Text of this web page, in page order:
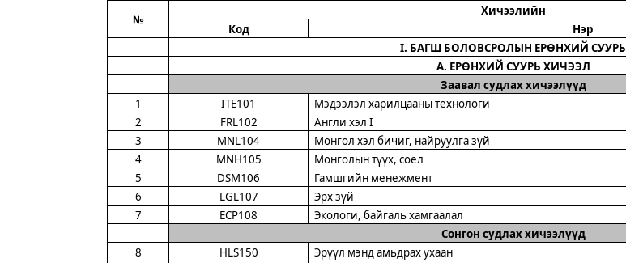
№
Хичээлийн
Код
Нэр
I. БАГШ БОЛОВСРОЛЫН ЕРӨНХИЙ СУУРЬ
А. ЕРӨНХИЙ СУУРЬ ХИЧЭЭЛ
Заавал судлах хичээлүүд
1
ITE101 Мэдээлэл харилцааны технологи
2
FRL102 Англи хэл I
3
MNL104 Монгол хэл бичиг, найруулга зүй
4
MNH105 Монголын түүх, соёл
5
DSM106 Гамшгийн менежмент
6
LGL107 Эрх зүй
7
ECP108 Экологи, байгаль хамгаалал
Сонгон судлах хичээлүүд
8
HLS150 Эрүүл мэнд амьдрах ухаан